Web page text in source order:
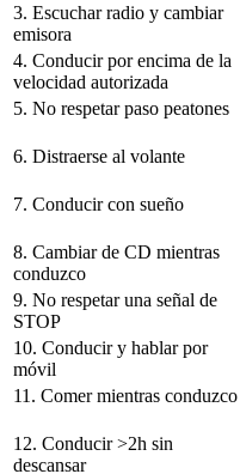
3. Escuchar radio y cambiar
emisora
4. Conducir por encima de la
velocidad autorizada
5. No respetar paso peatones
6. Distraerse al volante
7. Conducir con sueño
8. Cambiar de CD mientras
conduzco
9. No respetar una señal de
STOP
10. Conducir y hablar por
móvil
11. Comer mientras conduzco
12. Conducir >2h sin
descansar